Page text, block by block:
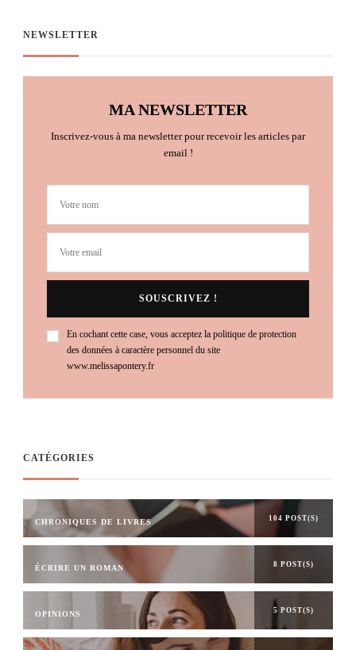
NEWSLETTER
MA NEWSLETTER
Inscrivez-vous à ma newsletter pour recevoir les articles par
email !
En cochant cette case, vous acceptez la politique de protection
des données à caractère personnel du site
www.melissapontery.fr
CATÉGORIES
CHRONIQUES DE LIVRES 104 POST(S)
ÉCRIRE UN ROMAN 8 POST(S)
OPINIONS 5 POST(S)